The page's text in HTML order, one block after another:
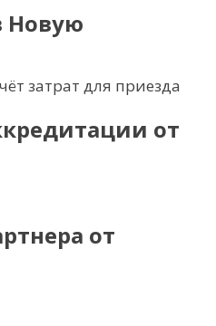
Новую
затрат для приезда
от
от